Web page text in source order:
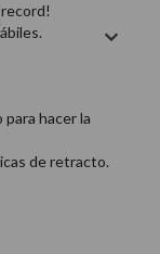
hacer la
de retracto.